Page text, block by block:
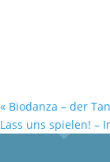
« Biodanza – der
Lass uns spielen! –